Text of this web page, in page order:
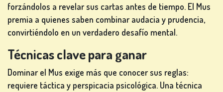
forzándolos a revelar sus cartas antes de tiempo. El Mus
premia a quienes saben combinar audacia y prudencia,
convirtiéndolo en un verdadero desafío mental.
Técnicas clave para ganar
Dominar el Mus exige más que conocer sus reglas:
requiere táctica y perspicacia psicológica. Una técnica